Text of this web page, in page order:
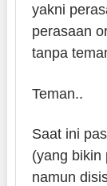
yakni
perasaan
tanpa
Teman..
Saat ini
(yang bikin
namun